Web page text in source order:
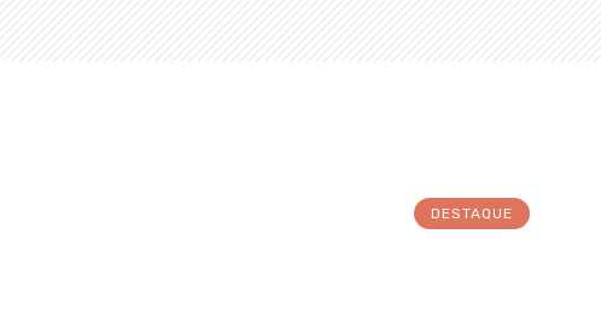
DESTAQUE